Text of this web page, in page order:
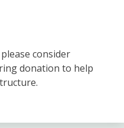
consider
donation to help